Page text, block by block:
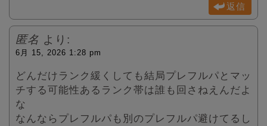
返信
匿名 より:
6月 15, 2026 1:28 pm
どんだけランク緩くしても結局プレフルパとマッ
チする可能性あるランク帯は誰も回さねえんだよ
な
なんならプレフルパも別のプレフルパ避けてるし